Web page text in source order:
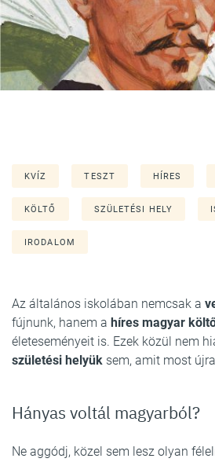
KVÍZ TESZT HÍRES
KÖLTŐ SZÜLETÉSI HELY
IRODALOM
Az általános iskolában nemcsak a
fújnunk, hanem a híres magyar
életeseményeit is. Ezek közül nem
születési helyük sem, amit most
Hányas voltál magyarból?
Ne aggódj, közel sem lesz olyan